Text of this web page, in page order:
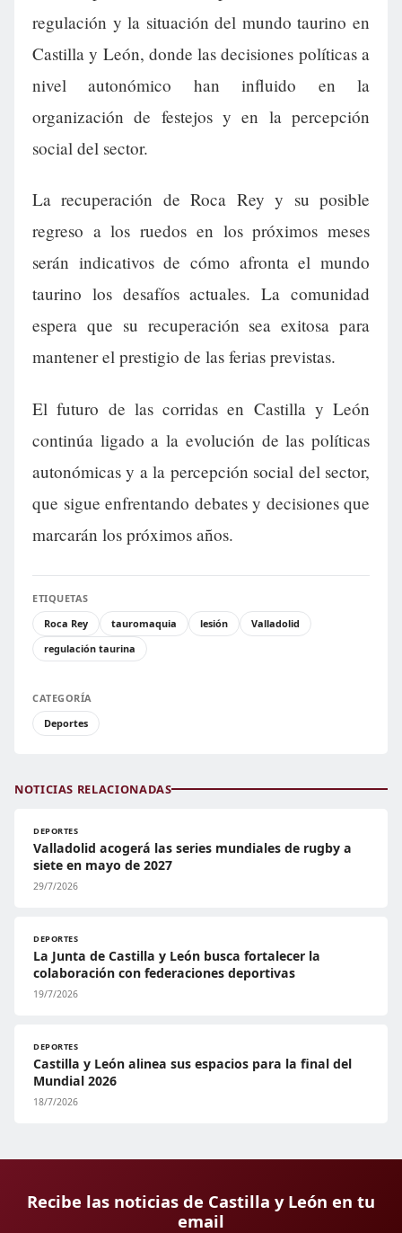
regulación y la situación del mundo taurino en
Castilla y León, donde las decisiones políticas a
nivel autonómico han influido en la
organización de festejos y en la percepción
social del sector.
La recuperación de Roca Rey y su posible
regreso a los ruedos en los próximos meses
serán indicativos de cómo afronta el mundo
taurino los desafíos actuales. La comunidad
espera que su recuperación sea exitosa para
mantener el prestigio de las ferias previstas.
El futuro de las corridas en Castilla y León
continúa ligado a la evolución de las políticas
autonómicas y a la percepción social del sector,
que sigue enfrentando debates y decisiones que
marcarán los próximos años.
ETIQUETAS
Roca Rey
tauromaquia lesión
Valladolid
regulación taurina
CATEGORÍA
Deportes
NOTICIAS RELACIONADAS
DEPORTES
Valladolid acogerá las series mundiales de rugby a
siete en mayo de 2027
29/7/2026
DEPORTES
La Junta de Castilla y León busca fortalecer la
colaboración con federaciones deportivas
19/7/2026
DEPORTES
Castilla y León alinea sus espacios para la final del
Mundial 2026
18/7/2026
Recibe las noticias de Castilla y León en tu
email